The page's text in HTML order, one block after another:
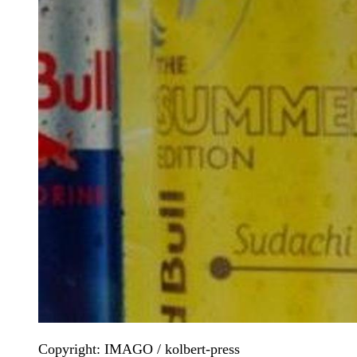
Copyright: IMAGO / kolbert-press